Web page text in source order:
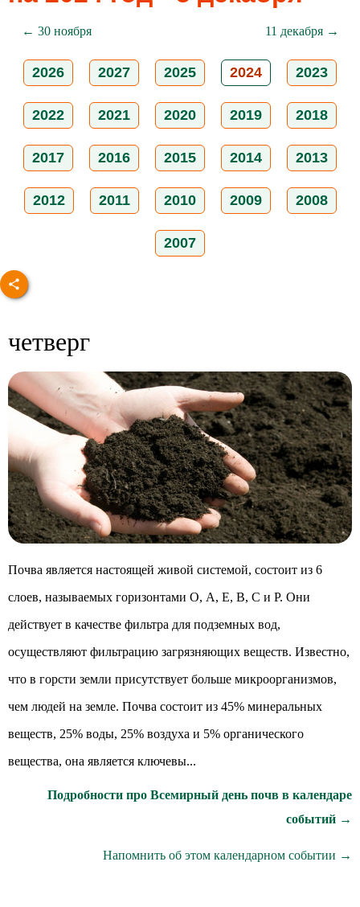
← 30 ноября 11 декабря →
2026 2027 2025 2024 2023
2022 2021 2020 2019 2018
2017 2016 2015 2014 2013
2012 2011 2010 2009 2008
2007
четверг
Почва является настоящей живой системой, состоит из 6
слоев, называемых горизонтами О, А, Е, В, С и Р. Они
действует в качестве фильтра для подземных вод,
осуществляют фильтрацию загрязняющих веществ. Известно,
что в горсти земли присутствует больше микроорганизмов,
чем людей на земле. Почва состоит из 45% минеральных
веществ, 25% воды, 25% воздуха и 5% органического
вещества, она является ключевы...
Подробности про Всемирный день почв в календаре
событий →
Напомнить об этом календарном событии →